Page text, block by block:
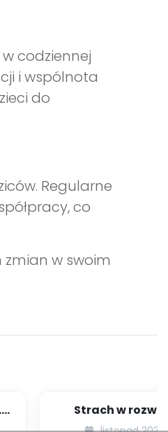
codziennej
i wspólnota
do
Regularne
co
zmian w swoim
Strach w
dziecka – czy